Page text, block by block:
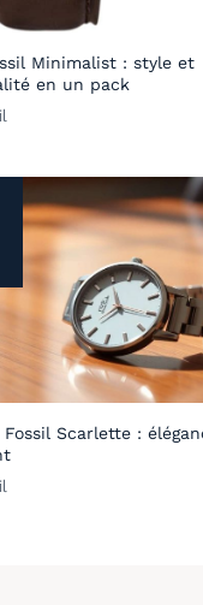
Minimalist : style et
en un pack
Scarlette :